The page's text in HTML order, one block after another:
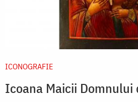
ICONOGRAFIE
Icoana Maicii Domnului